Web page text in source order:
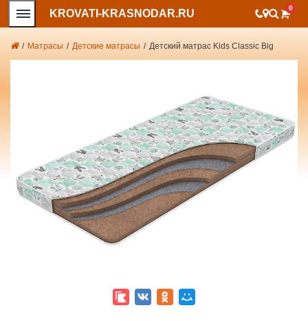
KROVATI-KRASNODAR.RU 0
/ Матрасы / Детские матрасы / Детский матрас Kids Classic Big